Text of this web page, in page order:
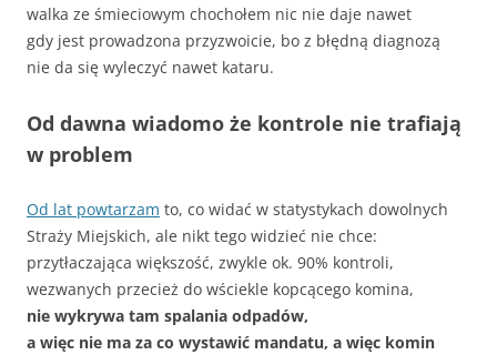
walka ze śmieciowym chochołem nic nie daje nawet
gdy jest prowadzona przyzwoicie, bo z błędną diagnozą
nie da się wyleczyć nawet kataru.
Od dawna wiadomo że kontrole nie trafiają
w problem
Od lat powtarzam to, co widać w statystykach dowolnych
Straży Miejskich, ale nikt tego widzieć nie chce:
przytłaczająca większość, zwykle ok. 90% kontroli,
wezwanych przecież do wściekle kopcącego komina,
nie wykrywa tam spalania odpadów,
a więc nie ma za co wystawić mandatu, a więc komin